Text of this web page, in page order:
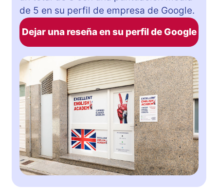
de 5 en su perfil de empresa de Google.
Dejar una reseña en su perfil de Google